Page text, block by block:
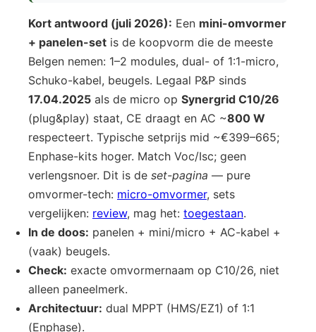
Kort antwoord (juli 2026): Een mini-omvormer
+ panelen-set is de koopvorm die de meeste
Belgen nemen: 1–2 modules, dual- of 1:1-micro,
Schuko-kabel, beugels. Legaal P&P sinds
17.04.2025 als de micro op Synergrid C10/26
(plug&play) staat, CE draagt en AC ~800 W
respecteert. Typische setprijs mid ~€399–665;
Enphase-kits hoger. Match Voc/Isc; geen
verlengsnoer. Dit is de set-pagina — pure
omvormer-tech: micro-omvormer, sets
vergelijken: review, mag het: toegestaan.
In de doos: panelen + mini/micro + AC-kabel +
(vaak) beugels.
Check: exacte omvormernaam op C10/26, niet
alleen paneelmerk.
Architectuur: dual MPPT (HMS/EZ1) of 1:1
(Enphase).